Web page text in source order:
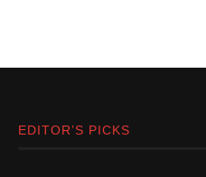
EDITOR’S PICKS